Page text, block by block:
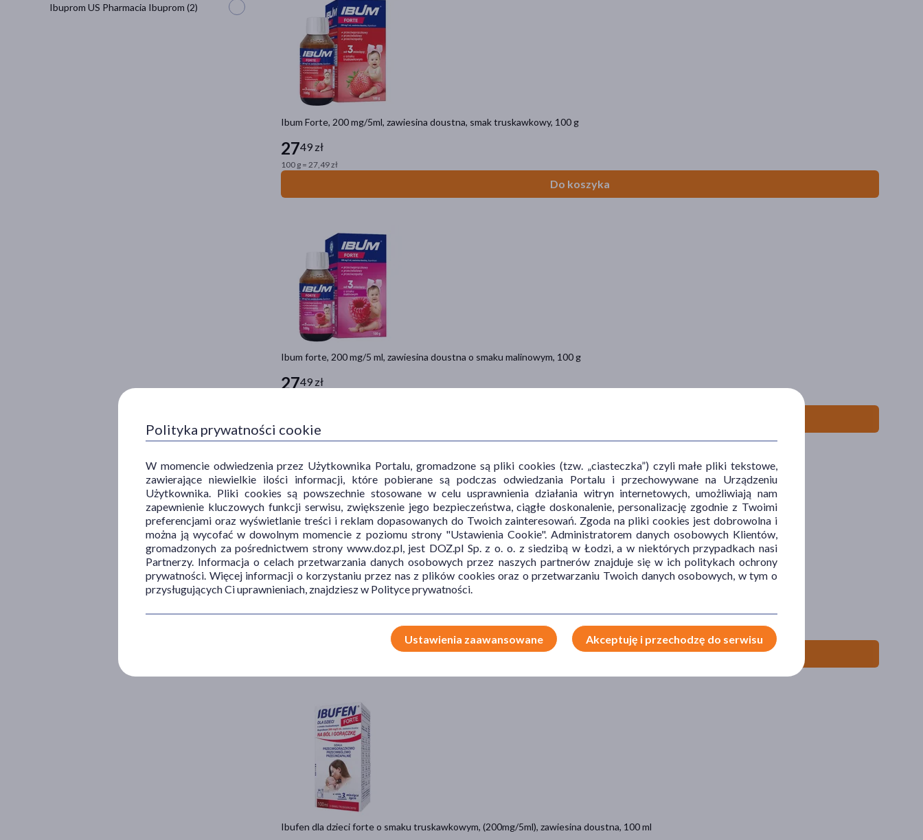
Ibum Forte, 200 mg/5ml, zawiesina doustna, smak truskawkowy, 100 g
2749 zł
100 g = 27,49 zł
Do koszyka
Ibum forte, 200 mg/5 ml, zawiesina doustna o smaku malinowym, 100 g
2749 zł
Pedicetamol, 100 mg/ml, roztwór doustny, 60 ml
2299 zł
Do koszyka
Ibufen dla dzieci forte o smaku truskawkowym, (200mg/5ml), zawiesina doustna, 100 ml
Ibuprom US Pharmacia Ibuprom (2)
Polityka prywatności cookie
W momencie odwiedzenia przez Użytkownika Portalu, gromadzone są pliki cookies (tzw. „ciasteczka”) czyli małe pliki tekstowe,
zawierające niewielkie ilości informacji, które pobierane są podczas odwiedzania Portalu i przechowywane na Urządzeniu
Użytkownika. Pliki cookies są powszechnie stosowane w celu usprawnienia działania witryn internetowych, umożliwiają nam
zapewnienie kluczowych funkcji serwisu, zwiększenie jego bezpieczeństwa, ciągłe doskonalenie, personalizację zgodnie z Twoimi
preferencjami oraz wyświetlanie treści i reklam dopasowanych do Twoich zainteresowań. Zgoda na pliki cookies jest dobrowolna i
można ją wycofać w dowolnym momencie z poziomu strony "Ustawienia Cookie". Administratorem danych osobowych Klientów,
gromadzonych za pośrednictwem strony www.doz.pl, jest DOZ.pl Sp. z o. o. z siedzibą w Łodzi, a w niektórych przypadkach nasi
Partnerzy. Informacja o celach przetwarzania danych osobowych przez naszych partnerów znajduje się w ich politykach ochrony
prywatności. Więcej informacji o korzystaniu przez nas z plików cookies oraz o przetwarzaniu Twoich danych osobowych, w tym o
przysługujących Ci uprawnieniach, znajdziesz w Polityce prywatności.
Ustawienia zaawansowane Akceptuję i przechodzę do serwisu